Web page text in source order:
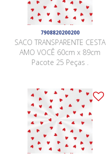
7908820200200
SACO TRANSPARENTE CESTA
AMO VOCÊ 60cm x 89cm
Pacote 25 Peças .